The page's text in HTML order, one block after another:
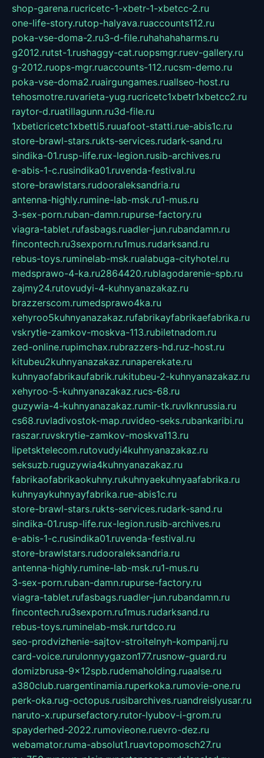
shop-garena.rucricetc-1-xbetr-1-xbetcc-2.ru
one-life-story.rutop-halyava.ruaccounts112.ru
poka-vse-doma-2.ru3-d-file.ruhahahaharms.ru
g2012.rutst-1.rushaggy-cat.ruopsmgr.ruev-gallery.ru
g-2012.ruops-mgr.ruaccounts-112.rucsm-demo.ru
poka-vse-doma2.ruairgungames.ruallseo-host.ru
tehosmotre.ruvarieta-yug.rucricetc1xbetr1xbetcc2.ru
raytor-d.ruatillagunn.ru3d-file.ru
1xbeticricetc1xbetti5.ruuafoot-statti.rue-abis1c.ru
store-brawl-stars.rukts-services.rudark-sand.ru
sindika-01.rusp-life.rux-legion.rusib-archives.ru
e-abis-1-c.rusindika01.ruvenda-festival.ru
store-brawlstars.rudooraleksandria.ru
antenna-highly.rumine-lab-msk.ru1-mus.ru
3-sex-porn.ruban-damn.rupurse-factory.ru
viagra-tablet.rufasbags.ruadler-jun.rubandamn.ru
fincontech.ru3sexporn.ru1mus.rudarksand.ru
rebus-toys.ruminelab-msk.rualabuga-cityhotel.ru
medsprawo-4-ka.ru2864420.rublagodarenie-spb.ru
zajmy24.rutovudyi-4-kuhnyanazakaz.ru
brazzerscom.rumedsprawo4ka.ru
xehyroo5kuhnyanazakaz.rufabrikayfabrikaefabrika.ru
vskrytie-zamkov-moskva-113.rubiletnadom.ru
zed-online.rupimchax.rubrazzers-hd.ruz-host.ru
kitubeu2kuhnyanazakaz.runaperekate.ru
kuhnyaofabrikaufabrik.rukitubeu-2-kuhnyanazakaz.ru
xehyroo-5-kuhnyanazakaz.rucs-68.ru
guzywia-4-kuhnyanazakaz.rumir-tk.ruvlknrussia.ru
cs68.ruvladivostok-map.ruvideo-seks.rubankaribi.ru
raszar.ruvskrytie-zamkov-moskva113.ru
lipetsktelecom.rutovudyi4kuhnyanazakaz.ru
seksuzb.ruguzywia4kuhnyanazakaz.ru
fabrikaofabrikaokuhny.rukuhnyaekuhnyaafabrika.ru
kuhnyaykuhnyayfabrika.rue-abis1c.ru
store-brawl-stars.rukts-services.rudark-sand.ru
sindika-01.rusp-life.rux-legion.rusib-archives.ru
e-abis-1-c.rusindika01.ruvenda-festival.ru
store-brawlstars.rudooraleksandria.ru
antenna-highly.rumine-lab-msk.ru1-mus.ru
3-sex-porn.ruban-damn.rupurse-factory.ru
viagra-tablet.rufasbags.ruadler-jun.rubandamn.ru
fincontech.ru3sexporn.ru1mus.rudarksand.ru
rebus-toys.ruminelab-msk.rurtdco.ru
seo-prodvizhenie-sajtov-stroitelnyh-kompanij.ru
card-voice.rurulonnyygazon177.rusnow-guard.ru
domizbrusa-9x12spb.rudemaholding.ruaalse.ru
a380club.ruargentinamia.ruperkoka.rumovie-one.ru
perk-oka.rug-octopus.rusibarchives.ruandreislyusar.ru
naruto-x.rupursefactory.rutor-lyubov-i-grom.ru
spayderhed-2022.rumovieone.ruevro-dez.ru
webamator.ruma-absolut1.ruavtopomosch27.ru